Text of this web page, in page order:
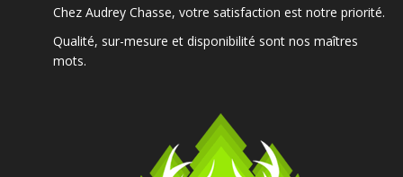
Chez Audrey Chasse, votre satisfaction est notre priorité.
Qualité, sur-mesure et disponibilité sont nos maîtres
mots.